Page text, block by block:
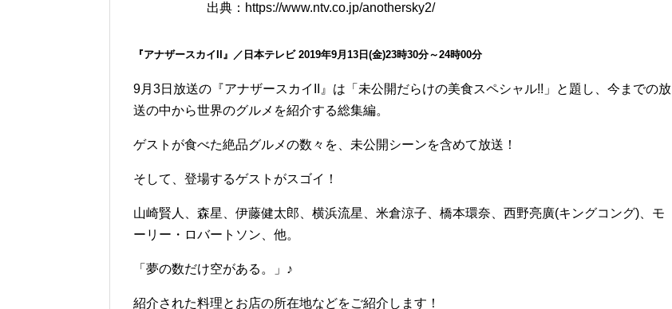
出典：https://www.ntv.co.jp/anothersky2/
『アナザースカイII』／日本テレビ 2019年9月13日(金)23時30分～24時00分
9月3日放送の『アナザースカイII』は「未公開だらけの美食スペシャル!!」と題し、今までの放
送の中から世界のグルメを紹介する総集編。
ゲストが食べた絶品グルメの数々を、未公開シーンを含めて放送！
そして、登場するゲストがスゴイ！
山崎賢人、森星、伊藤健太郎、横浜流星、米倉涼子、橋本環奈、西野亮廣(キングコング)、モ
ーリー・ロバートソン、他。
「夢の数だけ空がある。」♪
紹介された料理とお店の所在地などをご紹介します！